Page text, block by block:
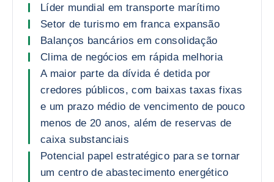
Líder mundial em transporte marítimo
Setor de turismo em franca expansão
Balanços bancários em consolidação
Clima de negócios em rápida melhoria
A maior parte da dívida é detida por
credores públicos, com baixas taxas fixas
e um prazo médio de vencimento de pouco
menos de 20 anos, além de reservas de
caixa substanciais
Potencial papel estratégico para se tornar
um centro de abastecimento energético